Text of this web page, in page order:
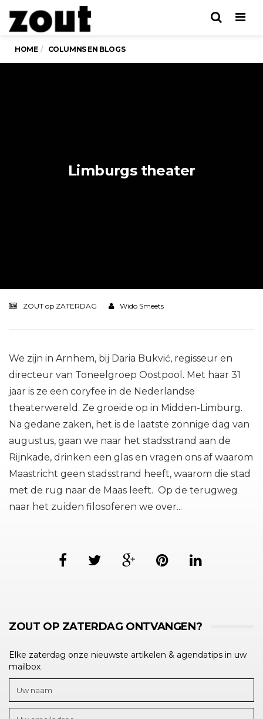
HOME COLUMNS EN BLOGS
Limburgs theater
ZOUT op ZATERDAG Wido Smeets
We zijn in Arnhem, bij Daria Bukvić, regisseur en
directeur van Toneelgroep Oostpool. Met haar 31
jaar is ze een coryfee in de Nederlandse
theaterwereld. Ze groeide op in Midden-Limburg.
Na gedane zaken, het is de laatste zonnige dag van
augustus, gaan we naar het stadsstrand aan de
Rijnkade, drinken een glas en vragen ons af waarom
Maastricht geen stadsstrand heeft, waarom die stad
met de rug naar de Maas leeft. Op de terugweg
naar het zuiden filosoferen we over...
ZOUT OP ZATERDAG ONTVANGEN?
Elke zaterdag onze nieuwste artikelen & agendatips in uw
mailbox